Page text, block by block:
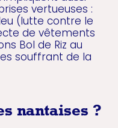
vertueuses :
(lutte contre le
de vêtements
Bol de Riz au
souffrant de la
nantaises ?